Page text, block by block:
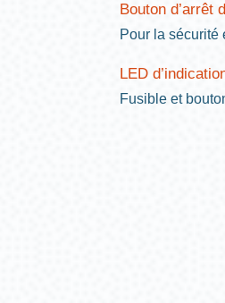
Bouton d’arrêt
Pour la sécurité
LED
Fusible et